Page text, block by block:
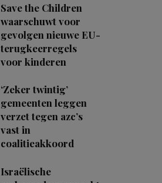
Save the Children
waarschuwt voor
gevolgen nieuwe EU-
terugkeerregels
voor kinderen
‘Zeker twintig’
gemeenten leggen
verzet tegen azc’s
vast in
coalitieakkoord
Israëlische